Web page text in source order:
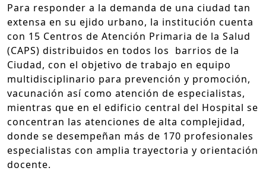
Para responder a la demanda de una ciudad tan
extensa en su ejido urbano, la institución cuenta
con 15 Centros de Atención Primaria de la Salud
(CAPS) distribuidos en todos los barrios de la
Ciudad, con el objetivo de trabajo en equipo
multidisciplinario para prevención y promoción,
vacunación así como atención de especialistas,
mientras que en el edificio central del Hospital se
concentran las atenciones de alta complejidad,
donde se desempeñan más de 170 profesionales
especialistas con amplia trayectoria y orientación
docente.